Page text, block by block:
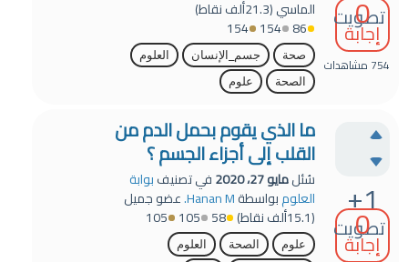
تصويت
0
إجابة
754 مشاهدات
الماسي(21.3ألف
نقاط)
86
154
154
صحة جسم_الإنسان
العلوم
الصحة
علوم
+1
تصويت
0
إجابة
ما الذي يقوم بحمل الدم من
القلب إلى أجزاء الجسم ؟
سُئلمايو 27، 2020 في تصنيفبوابة
العلومبواسطةHanan M. عضو جميل
(15.1ألف نقاط) 58
105
105
علوم الصحة
العلوم